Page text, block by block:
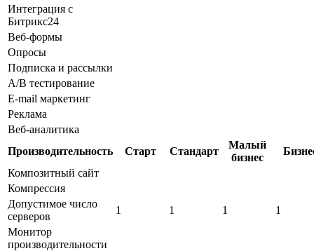
Интеграция с
Битрикс24
Веб-формы
Опросы
Подписка и рассылки
A/B тестирование
E-mail маркетинг
Реклама
Веб-аналитика
Производительность
Старт Стандарт
Малый
бизнес
Композитный сайт
Компрессия
Допустимое число
серверов
1 1 1
1
Монитор
производительности